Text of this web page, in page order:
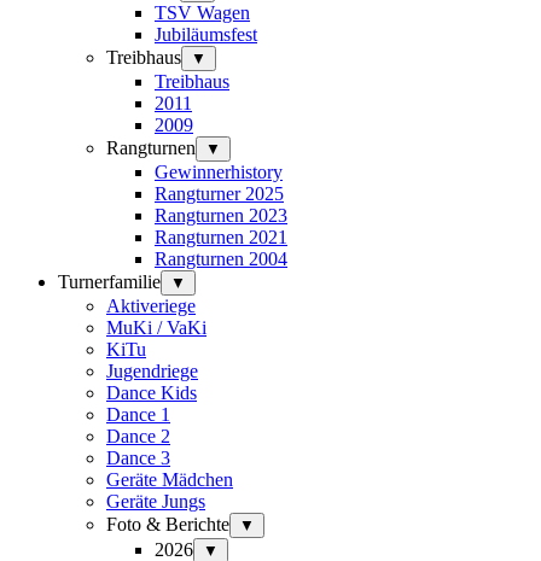
TSV Wagen
Jubiläumsfest
Treibhaus
▼
Treibhaus
2011
2009
Rangturnen
▼
Gewinnerhistory
Rangturner 2025
Rangturnen 2023
Rangturnen 2021
Rangturnen 2004
Turnerfamilie
▼
Aktiveriege
MuKi / VaKi
KiTu
Jugendriege
Dance Kids
Dance 1
Dance 2
Dance 3
Geräte Mädchen
Geräte Jungs
Foto & Berichte
▼
2026 ▼